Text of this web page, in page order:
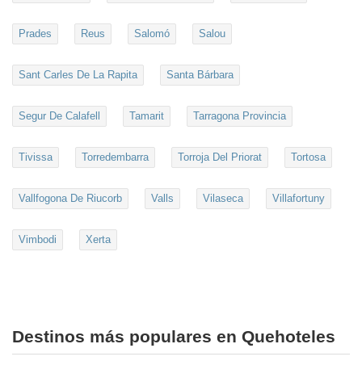
Prades Reus Salomó Salou
Sant Carles De La Rapita Santa Bárbara
Segur De Calafell Tamarit Tarragona Provincia
Tivissa Torredembarra Torroja Del Priorat Tortosa
Vallfogona De Riucorb Valls Vilaseca Villafortuny
Vimbodi Xerta
Destinos más populares en Quehoteles